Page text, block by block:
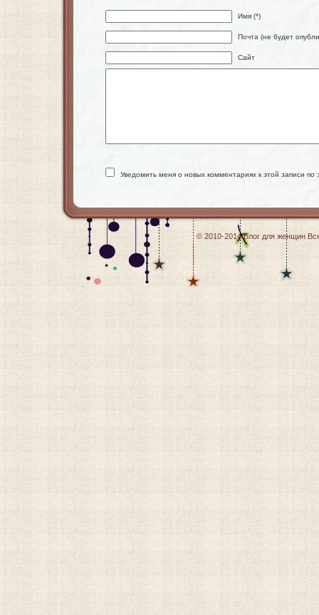
Имя (*)
Почта (не будет
Сайт
Уведомить меня о новых комментариях к этой записи по
© 2010-2014Блог для женщин